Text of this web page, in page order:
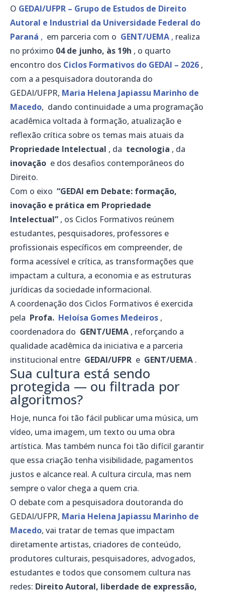
O GEDAI/UFPR – Grupo de Estudos de Direito
Autoral e Industrial da Universidade Federal do
Paraná , em parceria com o GENT/UEMA , realiza
no próximo 04 de junho, às 19h , o quarto
encontro dos Ciclos Formativos do GEDAI – 2026 ,
com a a pesquisadora doutoranda do
GEDAI/UFPR, Maria Helena Japiassu Marinho de
Macedo, dando continuidade a uma programação
acadêmica voltada à formação, atualização e
reflexão crítica sobre os temas mais atuais da
Propriedade Intelectual , da tecnologia , da
inovação e dos desafios contemporâneos do
Direito.
Com o eixo “GEDAI em Debate: formação,
inovação e prática em Propriedade
Intelectual” , os Ciclos Formativos reúnem
estudantes, pesquisadores, professores e
profissionais específicos em compreender, de
forma acessível e crítica, as transformações que
impactam a cultura, a economia e as estruturas
jurídicas da sociedade informacional.
A coordenação dos Ciclos Formativos é exercida
pela Profa. Heloísa Gomes Medeiros ,
coordenadora do GENT/UEMA , reforçando a
qualidade acadêmica da iniciativa e a parceria
institucional entre GEDAI/UFPR e GENT/UEMA .
Sua cultura está sendo
protegida — ou filtrada por
algoritmos?
Hoje, nunca foi tão fácil publicar uma música, um
vídeo, uma imagem, um texto ou uma obra
artística. Mas também nunca foi tão difícil garantir
que essa criação tenha visibilidade, pagamentos
justos e alcance real. A cultura circula, mas nem
sempre o valor chega a quem cria.
O debate com a pesquisadora doutoranda do
GEDAI/UFPR, Maria Helena Japiassu Marinho de
Macedo, vai tratar de temas que impactam
diretamente artistas, criadores de conteúdo,
produtores culturais, pesquisadores, advogados,
estudantes e todos que consomem cultura nas
redes: Direito Autoral, liberdade de expressão,